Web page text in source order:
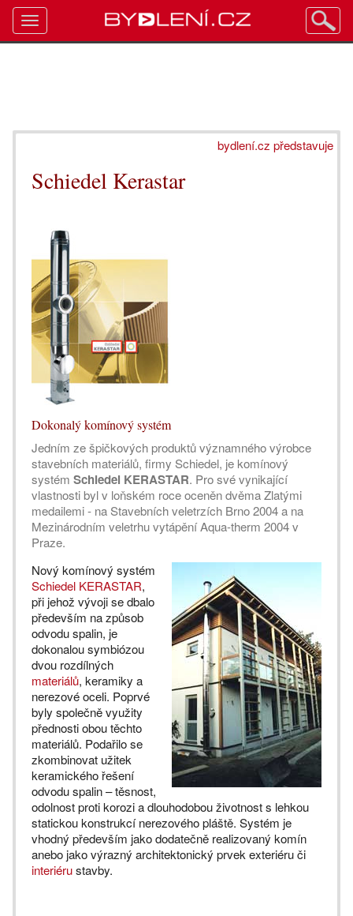
bydlení.cz představuje
Schiedel Kerastar
Dokonalý komínový systém
Jedním ze špičkových produktů významného výrobce
stavebních materiálů, firmy Schiedel, je komínový
systém Schiedel KERASTAR. Pro své vynikající
vlastnosti byl v loňském roce oceněn dvěma Zlatými
medailemi - na Stavebních veletrzích Brno 2004 a na
Mezinárodním veletrhu vytápění Aqua-therm 2004 v
Praze.
Nový komínový systém
Schiedel KERASTAR,
při jehož vývoji se dbalo
především na způsob
odvodu spalin, je
dokonalou symbiózou
dvou rozdílných
materiálů, keramiky a
nerezové oceli. Poprvé
byly společně využity
přednosti obou těchto
materiálů. Podařilo se
zkombinovat užitek
keramického řešení
odvodu spalin – těsnost,
odolnost proti korozi a dlouhodobou životnost s lehkou
statickou konstrukcí nerezového pláště. Systém je
vhodný především jako dodatečně realizovaný komín
anebo jako výrazný architektonický prvek exteriéru či
interiérustavby.
Toggle
navigation